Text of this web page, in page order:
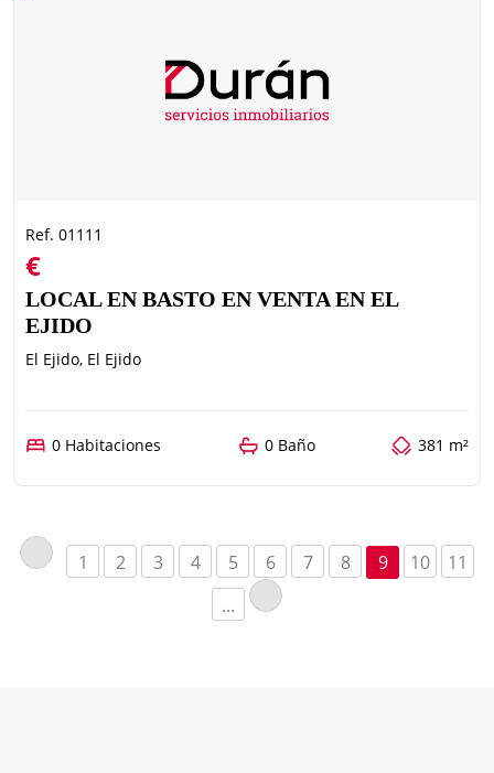
Ref. 01111
€
LOCAL EN BASTO EN VENTA EN EL
EJIDO
El Ejido, El Ejido
0 Habitaciones 0 Baño 381 m²
1 2 3 4 5 6 7 8 9 10
11
...